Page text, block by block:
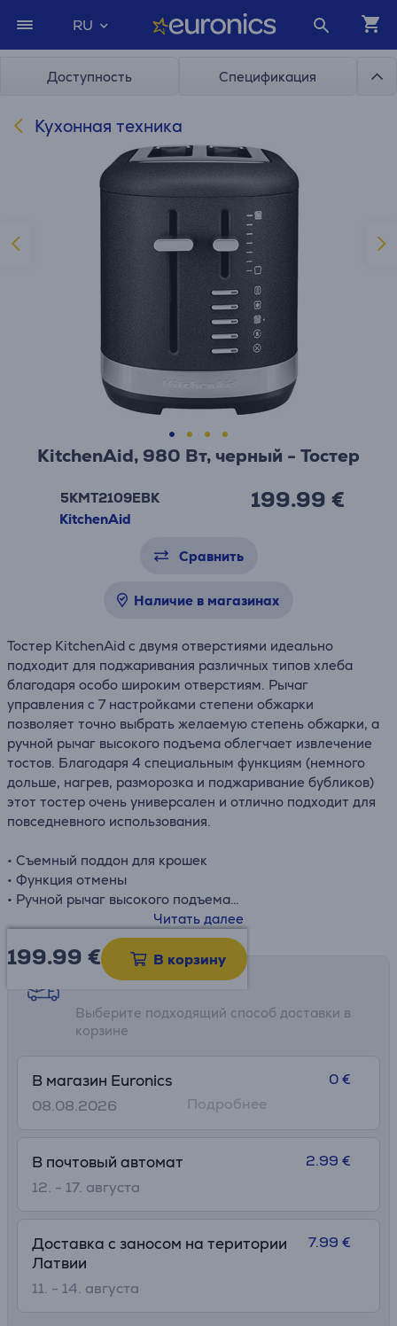
RU
Доступность Спецификация
Кухонная техника
KitchenAid, 980 Вт, черный - Тостер
5KMT2109EBK
KitchenAid
199.99 €
Сравнить
Наличие в магазинах
Тостер KitchenAid с двумя отверстиями идеально
подходит для поджаривания различных типов хлеба
благодаря особо широким отверстиям. Рычаг
управления с 7 настройками степени обжарки
позволяет точно выбрать желаемую степень обжарки, а
ручной рычаг высокого подъема облегчает извлечение
тостов. Благодаря 4 специальным функциям (немного
дольше, нагрев, разморозка и поджаривание бубликов)
этот тостер очень универсален и отлично подходит для
повседневного использования.
• Съемный поддон для крошек
• Функция отмены
• Ручной рычаг высокого подъема
• Автоматическое извлечение
• 2 сверхшироких отверстия по 3,2 см шириной и 14 см
длиной
• Мощность: 823-980 Вт
Читать далее
199.99 € В корзину
Возможности доставки
Выберите подходящий способ доставки в
корзине
В магазин Euronics
08.08.2026
0 €
Подробнее
В почтовый автомат
12. - 17. августа
2.99 €
Доставка с заносом на територии
Латвии
11. - 14. августа
7.99 €